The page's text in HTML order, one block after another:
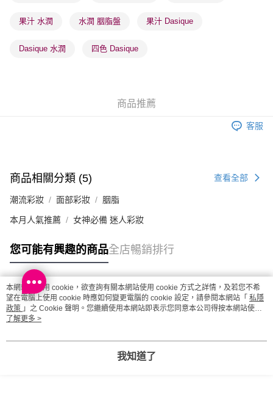
物流公司進行物流配送
果汁 水潤 水潤 胭脂盤 果汁 Dasique
Dasique 水潤 四色 Dasique
商品推薦
客服
商品相關分類 (5) 查看全部
潮流彩妝 面部彩妝 胭脂
本月人氣推薦 女神必備 迷人彩妝
您可能有興趣的商品全店暢銷排行
熱門標籤
熱銷排行
本網站中使用 cookie，欲查詢有關本網站使用 cookie 方式之詳情，及若您不希
望在電腦上使用 cookie 時應如何變更電腦的 cookie 設定，請參閱本網站「 私隱
政策 」之 Cookie 聲明。您繼續使用本網站即表示您同意本公司得按本網站使用
條款之 Cookie 聲明使用 cookie。
了解更多 >
我知道了